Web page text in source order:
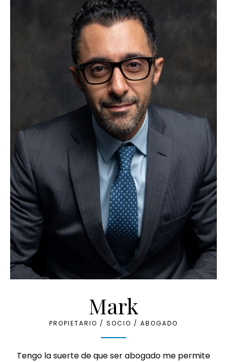
Mark
PROPIETARIO / SOCIO / ABOGADO
Tengo la suerte de que ser abogado me permite